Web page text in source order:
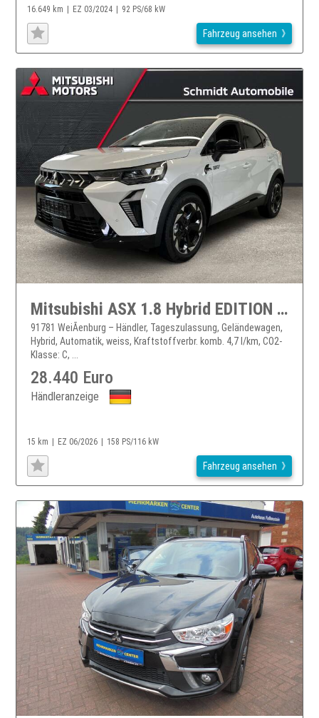
16.649 km EZ 03/2024 92 PS/68 kW
Fahrzeug ansehen
Mitsubishi ASX 1.8 Hybrid EDITION Bi-LED ACC 360°Kamera Shz
91781 WeiÃenburg – Händler, Tageszulassung, Geländewagen,
Hybrid, Automatik, weiss, Kraftstoffverbr. komb. 4,7 l/km, CO2-
Klasse: C, ...
28.440 Euro
Händleranzeige
15 km EZ 06/2026 158 PS/116 kW
Fahrzeug ansehen